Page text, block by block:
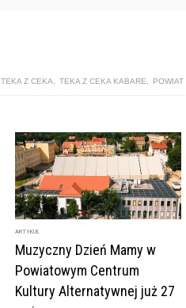
TEKA Z CEKA TEKA Z CEKA KABARE POWIAT
ARTYKUŁ
Muzyczny Dzień Mamy w
Powiatowym Centrum
Kultury Alternatywnej już 27